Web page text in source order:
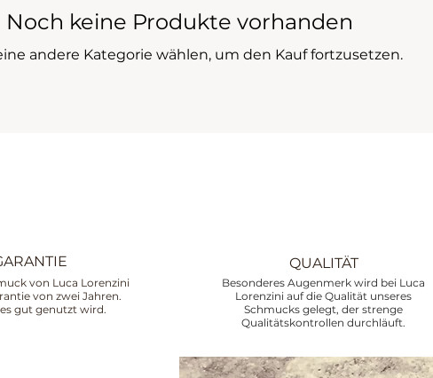
Noch keine Produkte vorhanden
andere Kategorie wählen, um den Kauf fortzusetzen.
von Luca Lorenzini
von zwei Jahren.
gut genutzt wird.
QUALITÄT
Besonderes Augenmerk wird bei Luca
Lorenzini auf die Qualität unseres
Schmucks gelegt, der strenge
Qualitätskontrollen durchläuft.